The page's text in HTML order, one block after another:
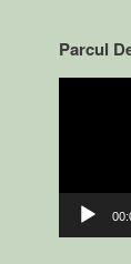
Parcul